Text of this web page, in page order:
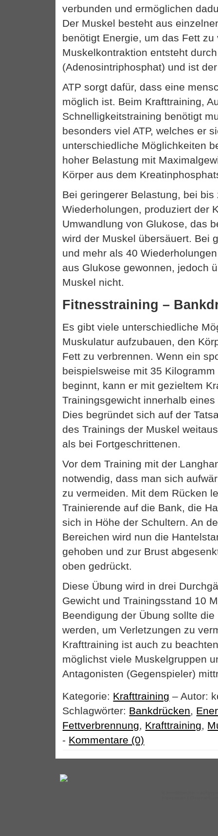
verbunden und ermöglichen
Der Muskel besteht aus
benötigt Energie, um das Fett zu
Muskelkontraktion entsteht durch
(Adenosintriphosphat) und ist
ATP sorgt dafür, dass eine
möglich ist. Beim Krafttraining,
Schnelligkeitstraining benötigt
besonders viel ATP, welches er
unterschiedliche Möglichkeiten
hoher Belastung mit
Körper aus dem
Bei geringerer Belastung, bei bis
Wiederholungen, produziert der
Umwandlung von Glukose, das
wird der Muskel übersäuert. Bei
und mehr als 40
aus Glukose gewonnen, jedoch
Muskel nicht.
Fitnesstraining –
Es gibt viele unterschiedliche
Muskulatur aufzubauen, den
Fett zu verbrennen. Wenn ein
beispielsweise mit 35
beginnt, kann er mit gezieltem
Trainingsgewicht innerhalb
Dies begründet sich auf der
des Trainings der Muskel
als bei Fortgeschrittenen.
Vor dem Training mit der
notwendig, dass man sich
zu vermeiden. Mit dem Rücken
Trainierende auf die Bank, die
sich in Höhe der Schultern. An
Bereichen wird nun die
gehoben und zur Brust
oben gedrückt.
Diese Übung wird in drei
Gewicht und Trainingsstand 10
Beendigung der Übung sollte
werden, um Verletzungen zu
Krafttraining ist auch zu
möglichst viele Muskelgruppen
Antagonisten (Gegenspieler)
Kategorie: Krafttraining – Autor:
Schlagwörter: Bankdrücken,
Fettverbrennung, Krafttraining,
- Kommentare (0)